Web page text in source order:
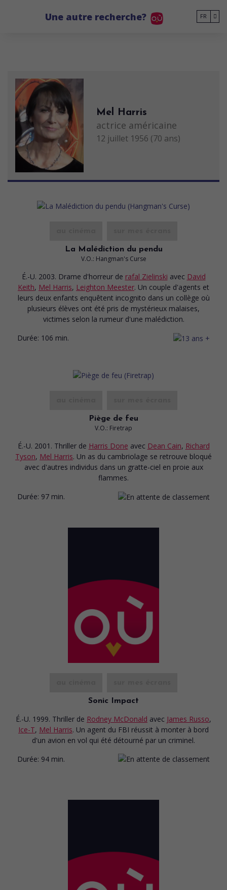
Une autre recherche? FR
Mel Harris
actrice américaine
12 juillet 1956 (70 ans)
La Malédiction du pendu
V.O.: Hangman's Curse
É.-U. 2003. Drame d'horreur de rafal Zielinski avec David
Keith, Mel Harris, Leighton Meester. Un couple d'agents et
leurs deux enfants enquêtent incognito dans un collège où
plusieurs élèves ont été pris de mystérieux malaises,
victimes selon la rumeur d'une malédiction.
Durée: 106 min.
Piège de feu
V.O.: Firetrap
É.-U. 2001. Thriller de Harris Done avec Dean Cain, Richard
Tyson, Mel Harris. Un as du cambriolage se retrouve bloqué
avec d'autres individus dans un gratte-ciel en proie aux
flammes.
Durée: 97 min.
Sonic Impact
É.-U. 1999. Thriller de Rodney McDonald avec James Russo,
Ice-T, Mel Harris. Un agent du FBI réussit à monter à bord
d'un avion en vol qui été détourné par un criminel.
Durée: 94 min.